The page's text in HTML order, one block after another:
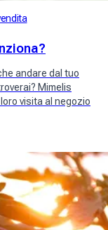
andare dal tuo
Mimelis
visita al negozio